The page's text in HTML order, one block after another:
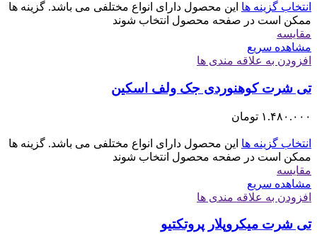
انتخاب گزینه ها این محصول دارای انواع مختلفی می باشد. گزینه ها
ممکن است در صفحه محصول انتخاب شوند
مقایسه
مشاهده سریع
افزودن به علاقه مندی ها
تی شرت کوهنوردی جک ولف اسکین
۱.۴۸۰.۰۰۰ تومان
انتخاب گزینه ها این محصول دارای انواع مختلفی می باشد. گزینه ها
ممکن است در صفحه محصول انتخاب شوند
مقایسه
مشاهده سریع
افزودن به علاقه مندی ها
تی شرت میکروپلار پروتکتیو